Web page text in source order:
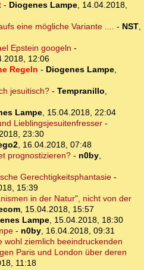
- Diogenes Lampe, 14.04.2018,
eine mögliche Variante .... - NST,
Epstein googeln -
12:06
Regeln - Diogenes Lampe,
jesuitisch?- Tempranillo,
Lampe, 15.04.2018, 22:04
Lieblingsjesuitenfresser-
23:30
, 16.04.2018, 07:48
prognostizieren?- n0by,
Gerechtigkeitsphantasie-
15:39
in der Natur", nicht von der
, 15.04.2018, 15:57
Lampe, 15.04.2018, 18:30
- n0by, 16.04.2018, 09:31
wohl ziemlich beeindruckenden
Paris und London über deren
11:18